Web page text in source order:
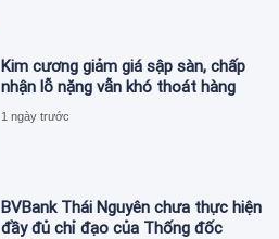
Kim cương giảm giá sập sàn, chấp
nhận lỗ nặng vẫn khó thoát hàng
1 ngày trước
BVBank Thái Nguyên chưa thực hiện
đầy đủ chỉ đạo của Thống đốc